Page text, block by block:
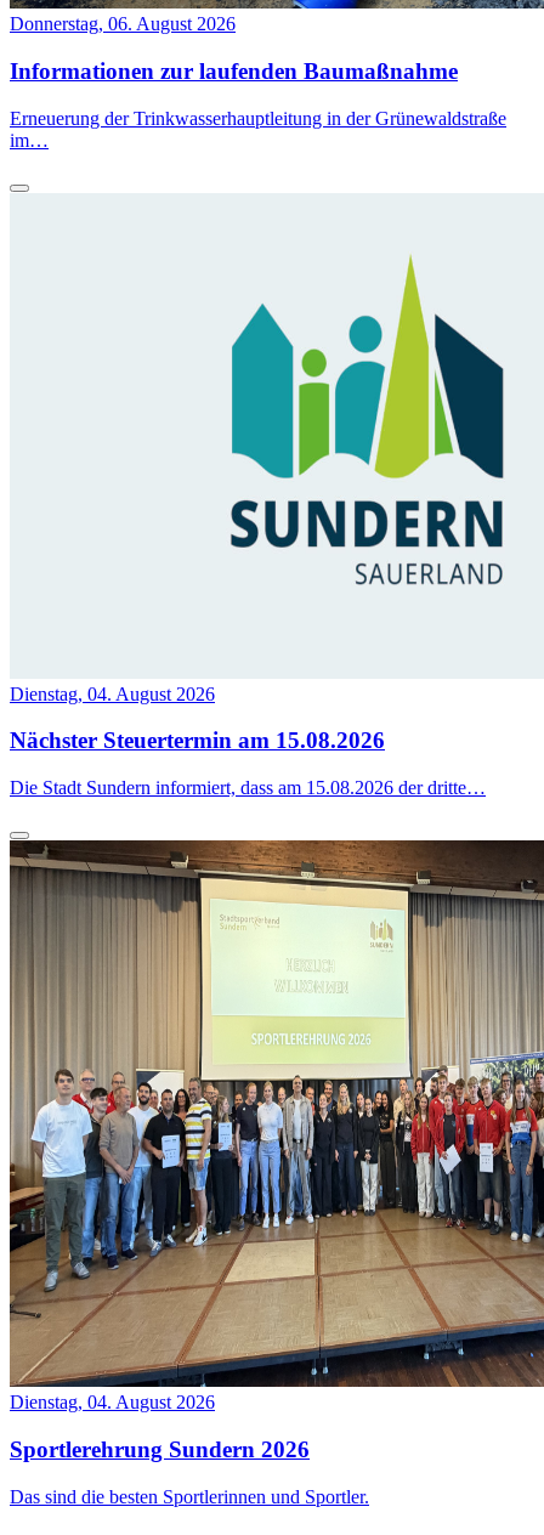
Donnerstag, 06. August 2026
Informationen zur laufenden Baumaßnahme
Erneuerung der Trinkwasserhauptleitung in der Grünewaldstraße
im…
Dienstag, 04. August 2026
Nächster Steuertermin am 15.08.2026
Die Stadt Sundern informiert, dass am 15.08.2026 der dritte…
Dienstag, 04. August 2026
Sportlerehrung Sundern 2026
Das sind die besten Sportlerinnen und Sportler.